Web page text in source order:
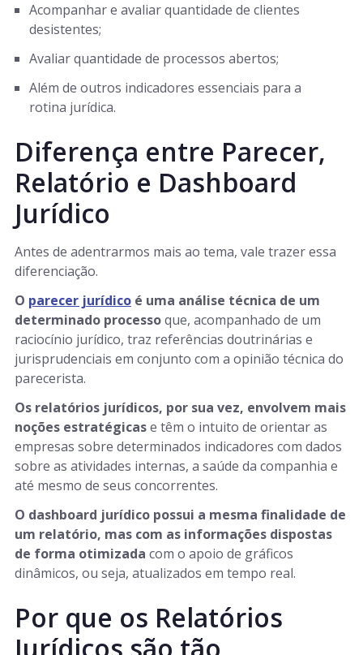
Acompanhar e avaliar quantidade de clientes
desistentes;
Avaliar quantidade de processos abertos;
Além de outros indicadores essenciais para a
rotina jurídica.
Diferença entre Parecer,
Relatório e Dashboard
Jurídico
Antes de adentrarmos mais ao tema, vale trazer essa
diferenciação.
O parecer jurídico é uma análise técnica de um
determinado processoque, acompanhado de um
raciocínio jurídico, traz referências doutrinárias e
jurisprudenciais em conjunto com a opinião técnica do
parecerista.
Os relatórios jurídicos, por sua vez, envolvem mais
noções estratégicase têm o intuito de orientar as
empresas sobre determinados indicadores com dados
sobre as atividades internas, a saúde da companhia e
até mesmo de seus concorrentes.
O dashboard jurídico possui a mesma finalidade de
um relatório, mas com as informações dispostas
de forma otimizada com o apoio de gráficos
dinâmicos, ou seja, atualizados em tempo real.
Por que os Relatórios